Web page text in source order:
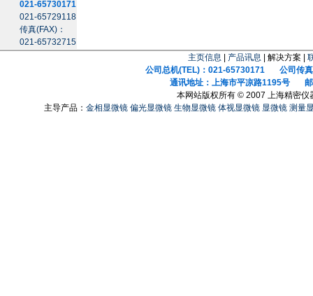
021-65730171
021-65729118
传真(FAX)：
021-65732715
主页信息
产品讯息 | 解决方案 |
公司总机(TEL)：021-65730171 公司传真
通讯地址：上海市平凉路1195号 邮
本网站版权所有 © 2007 上海精密仪
主导产品： 金相显微镜 偏光显微镜 生物显微镜 体视显微镜 显微镜 测量